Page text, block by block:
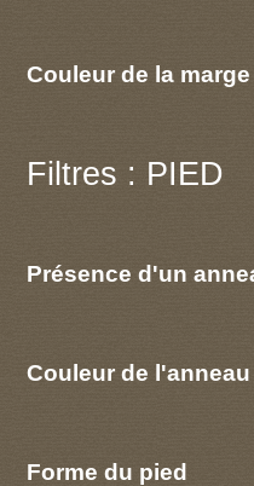
Couleur de la marge
Filtres : PIED
Présence d'un
Couleur de l'anneau
Forme du pied